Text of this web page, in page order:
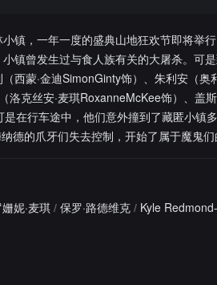
镇，一年一度的盛典山地狂欢节即将举
镇曾发生过与食人族有关的大屠杀。可
西蒙·金迪SimonGinty饰）、朱利安（奥
克丝安·麦琪RoxanneMcKee饰）、盖
在行车途中，他们意外撞到了藏匿小镇
德的爪牙们失去控制，开始了属于魔鬼
妮·麦琪 / 保罗·路德维克 / Kyle